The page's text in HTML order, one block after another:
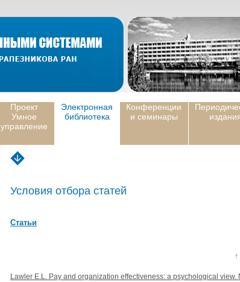
Проект
Умное
управление
Электронная
библиотека
Конференции
и семинары
Условия отбора статей
Статьи
↑
Lawler E.L. Pay and organization effectiveness: a psychological view.